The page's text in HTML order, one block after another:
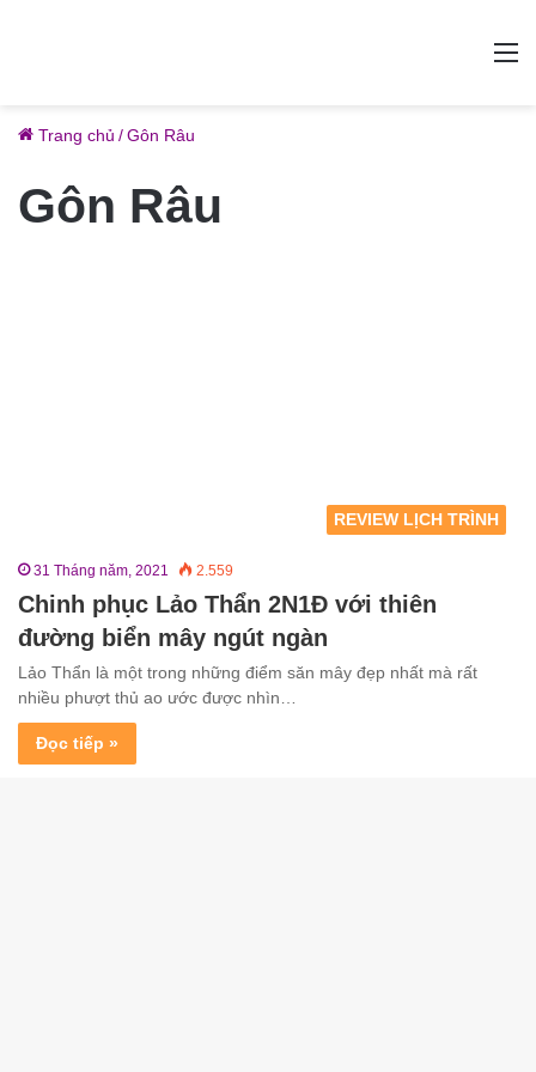
Trang chủ /Gôn Râu
Gôn Râu
REVIEW LỊCH TRÌNH
31 Tháng năm, 2021 2.559
Chinh phục Lảo Thẩn 2N1Đ với thiên
đường biển mây ngút ngàn
Lảo Thẩn là một trong những điểm săn mây đẹp nhất mà rất
nhiều phượt thủ ao ước được nhìn…
Đọc tiếp »